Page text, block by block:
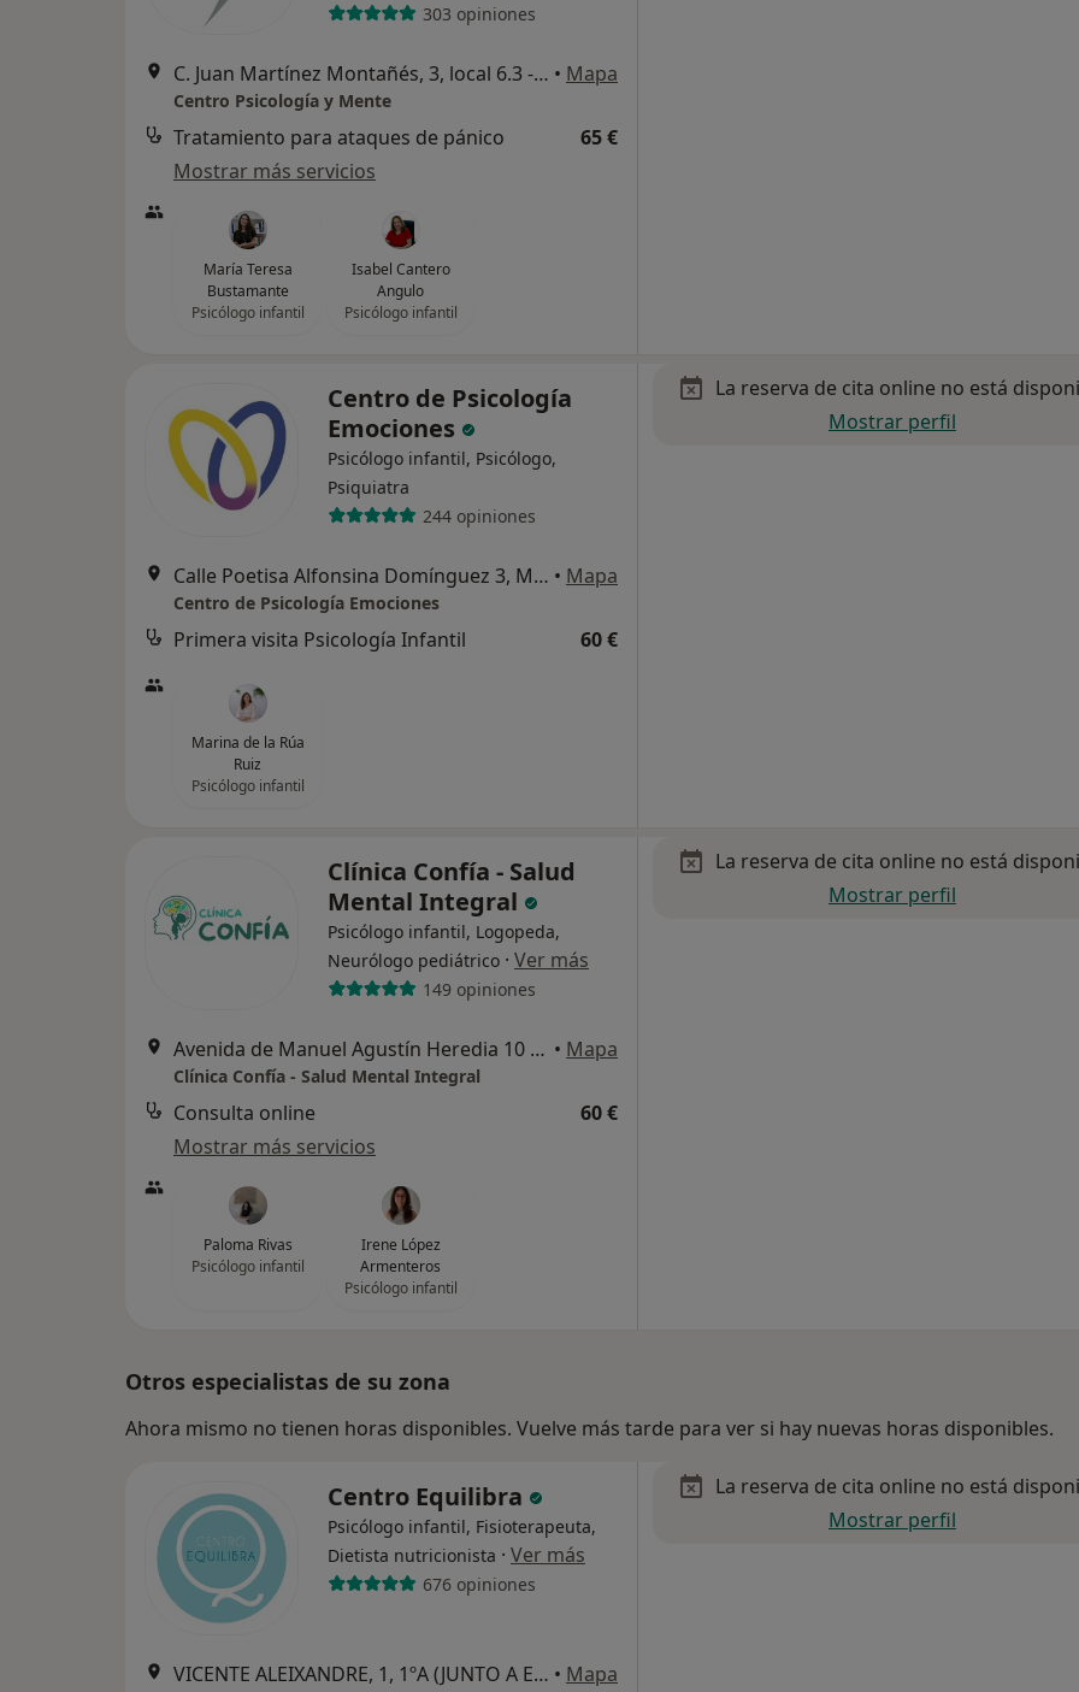
303 opiniones
C. Juan Martínez Montañés, 3, local 6.3 - 6.4, Málaga • Mapa
Centro Psicología y Mente
Tratamiento para ataques de pánico
65 €
Mostrar más servicios
María Teresa
Bustamante
Psicólogo infantil
Isabel Cantero
Angulo
Psicólogo infantil
Centro de Psicología
Emociones
Psicólogo infantil, Psicólogo,
Psiquiatra
244 opiniones
Calle Poetisa Alfonsina Domínguez 3, Málaga • Mapa
Centro de Psicología Emociones
Primera visita Psicología Infantil 60 €
Marina de la Rúa
Ruiz
Psicólogo infantil
La reserva de cita online no está
Mostrar perfil
Clínica Confía - Salud
Mental Integral
Psicólogo infantil, Logopeda,
Neurólogo pediátrico · Ver más
149 opiniones
Avenida de Manuel Agustín Heredia 10 planta 3º drcha, Málaga • Mapa
Clínica Confía - Salud Mental Integral
Consulta online
60 €
Mostrar más servicios
Paloma Rivas
Psicólogo infantil
Irene López
Armenteros
Psicólogo infantil
La reserva de cita online no está
Mostrar perfil
Otros especialistas de su zona
Ahora mismo no tienen horas disponibles. Vuelve más tarde para ver si hay nuevas horas disponibles.
Centro Equilibra
Psicólogo infantil, Fisioterapeuta,
Dietista nutricionista · Ver más
676 opiniones
VICENTE ALEIXANDRE, 1, 1ºA (JUNTO A ESTACIÓN DE TREN DE ARROYO DE LA MIEL), Benalmádena • Mapa
La reserva de cita online no está
Mostrar perfil